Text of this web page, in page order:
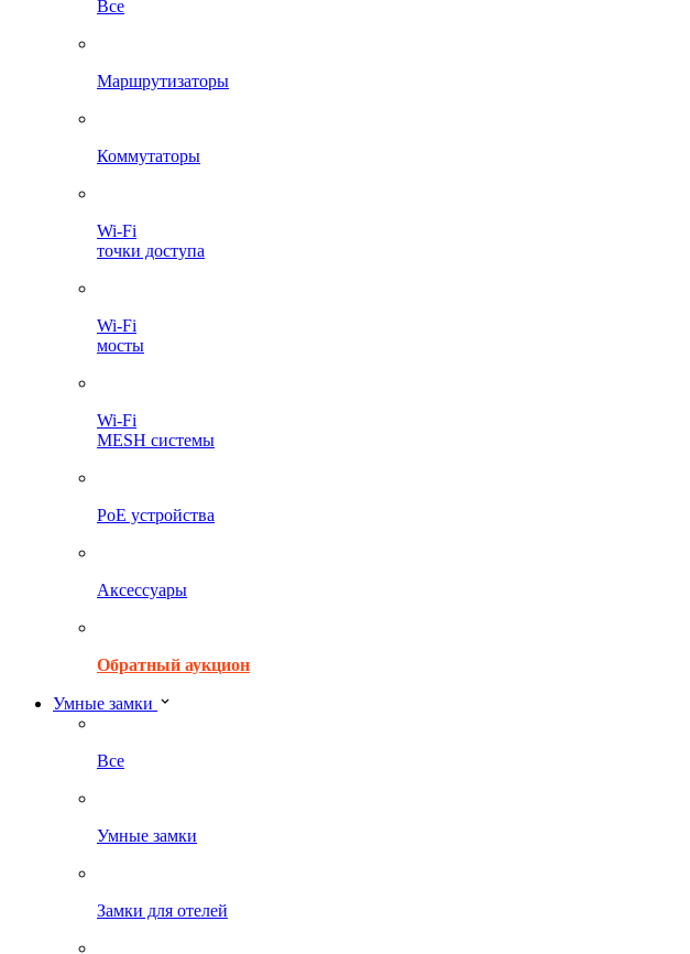
Все
Маршрутизаторы
Коммутаторы
Wi-Fi
точки доступа
Wi-Fi
мосты
Wi-Fi
MESH системы
PoE устройства
Аксессуары
Обратный аукцион
Умные замки
Все
Умные замки
Замки для отелей